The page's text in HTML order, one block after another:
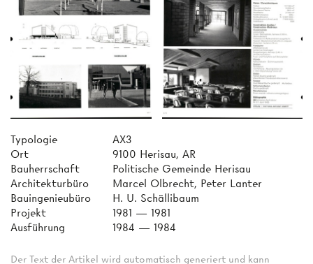
Typologie
AX3
Ort
9100 Herisau, AR
Bauherrschaft
Politische Gemeinde Herisau
Architekturbüro
Marcel Olbrecht, Peter Lanter
Bauingenieubüro
H. U. Schällibaum
Projekt
1981 — 1981
Ausführung
1984 — 1984
Der Text der Artikel wird automatisch generiert und kann